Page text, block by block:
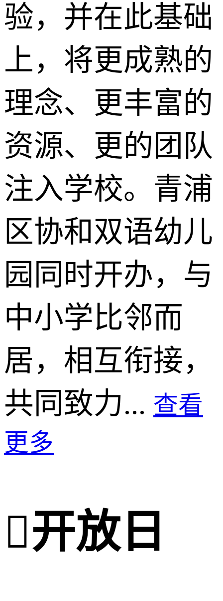
验，并在此基础
上，将更成熟的
理念、更丰富的
资源、更的团队
注入学校。青浦
区协和双语幼儿
园同时开办，与
中小学比邻而
居，相互衔接，
共同致力... 查看
更多
开放日